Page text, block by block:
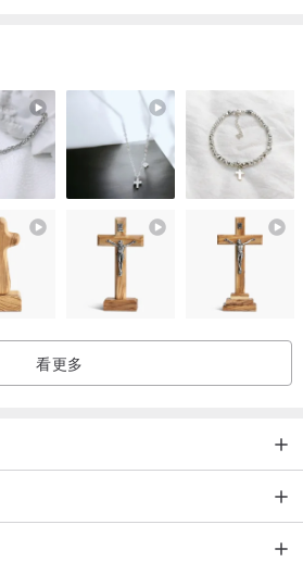
使用洗衣機請務必搭配使用洗衣袋。
才放入洗衣機，並且脫水不用到太乾，才
光，我們會儘量讓顏色與實物相近，但有
定也歡迎私訊我們確認。
看更多